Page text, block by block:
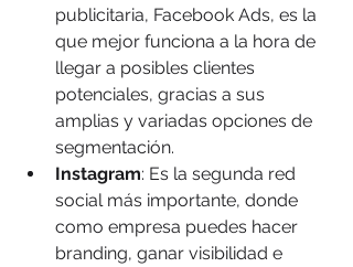
publicitaria, Facebook Ads, es la
que mejor funciona a la hora de
llegar a posibles clientes
potenciales, gracias a sus
amplias y variadas opciones de
segmentación.
Instagram: Es la segunda red
social más importante, donde
como empresa puedes hacer
branding, ganar visibilidad e